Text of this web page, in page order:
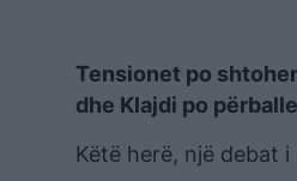
Tensionet po
dhe Klajdi po
Këtë herë, një debat